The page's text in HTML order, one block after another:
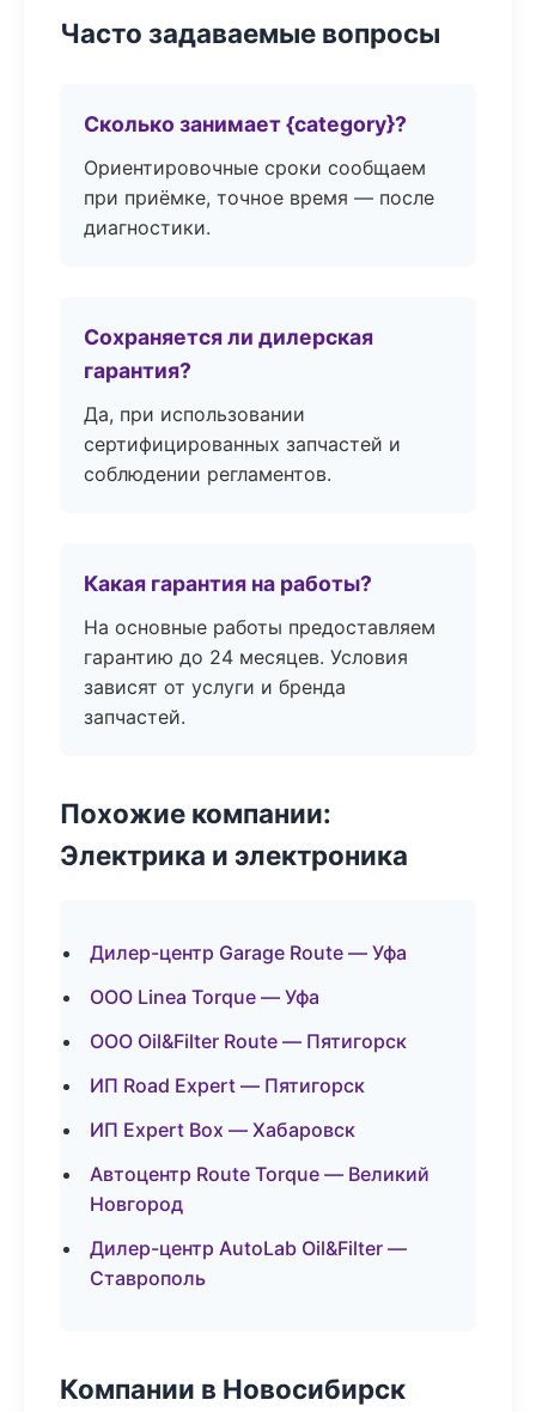
Часто задаваемые вопросы
Сколько занимает {category}?
Ориентировочные сроки сообщаем
при приёмке, точное время — после
диагностики.
Сохраняется ли дилерская
гарантия?
Да, при использовании
сертифицированных запчастей и
соблюдении регламентов.
Какая гарантия на работы?
На основные работы предоставляем
гарантию до 24 месяцев. Условия
зависят от услуги и бренда
запчастей.
Похожие компании:
Электрика и электроника
Дилер-центр Garage Route — Уфа
ООО Linea Torque — Уфа
ООО Oil&Filter Route — Пятигорск
ИП Road Expert — Пятигорск
ИП Expert Box — Хабаровск
Автоцентр Route Torque — Великий
Новгород
Дилер-центр AutoLab Oil&Filter —
Ставрополь
Компании в Новосибирск